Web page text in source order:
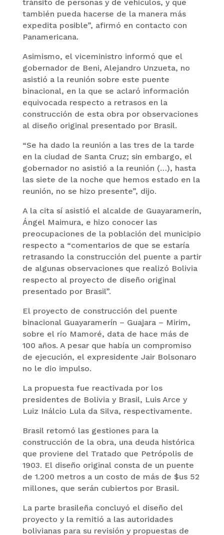
tránsito de personas y de vehículos, y que
también pueda hacerse de la manera más
expedita posible”, afirmó en contacto con
Panamericana.
Asimismo, el viceministro informó que el
gobernador de Beni, Alejandro Unzueta, no
asistió a la reunión sobre este puente
binacional, en la que se aclaró información
equivocada respecto a retrasos en la
construcción de esta obra por observaciones
al diseño original presentado por Brasil.
“Se ha dado la reunión a las tres de la tarde
en la ciudad de Santa Cruz; sin embargo, el
gobernador no asistió a la reunión (…), hasta
las siete de la noche que hemos estado en la
reunión, no se hizo presente”, dijo.
A la cita sí asistió el alcalde de Guayaramerín,
Ángel Maimura, e hizo conocer las
preocupaciones de la población del municipio
respecto a “comentarios de que se estaría
retrasando la construcción del puente a partir
de algunas observaciones que realizó Bolivia
respecto al proyecto de diseño original
presentado por Brasil”.
El proyecto de construcción del puente
binacional Guayaramerín – Guajara – Mirim,
sobre el río Mamoré, data de hace más de
100 años. A pesar que había un compromiso
de ejecución, el expresidente Jair Bolsonaro
no le dio impulso.
La propuesta fue reactivada por los
presidentes de Bolivia y Brasil, Luis Arce y
Luiz Inálcio Lula da Silva, respectivamente.
Brasil retomó las gestiones para la
construcción de la obra, una deuda histórica
que proviene del Tratado que Petrópolis de
1903. El diseño original consta de un puente
de 1.200 metros a un costo de más de $us 52
millones, que serán cubiertos por Brasil.
La parte brasileña concluyó el diseño del
proyecto y la remitió a las autoridades
bolivianas para su revisión y propuestas de